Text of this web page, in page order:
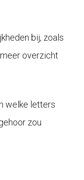
bij, zoals
overzicht
welke letters
zou